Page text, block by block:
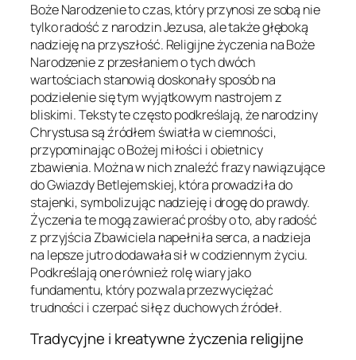
Boże Narodzenie to czas, który przynosi ze sobą nie
tylko radość z narodzin Jezusa, ale także głęboką
nadzieję na przyszłość. Religijne życzenia na Boże
Narodzenie z przesłaniem o tych dwóch
wartościach stanowią doskonały sposób na
podzielenie się tym wyjątkowym nastrojem z
bliskimi. Teksty te często podkreślają, że narodziny
Chrystusa są źródłem światła w ciemności,
przypominając o Bożej miłości i obietnicy
zbawienia. Można w nich znaleźć frazy nawiązujące
do Gwiazdy Betlejemskiej, która prowadziła do
stajenki, symbolizując nadzieję i drogę do prawdy.
Życzenia te mogą zawierać prośby o to, aby radość
z przyjścia Zbawiciela napełniła serca, a nadzieja
na lepsze jutro dodawała sił w codziennym życiu.
Podkreślają one również rolę wiary jako
fundamentu, który pozwala przezwyciężać
trudności i czerpać siłę z duchowych źródeł.
Tradycyjne i kreatywne życzenia religijne